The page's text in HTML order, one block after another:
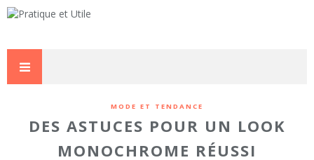
MODE ET TENDANCE
DES ASTUCES POUR UN LOOK
MONOCHROME RÉUSSI